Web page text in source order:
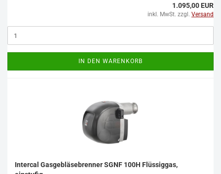
1.095,00 EUR
inkl. MwSt. zzgl. Versand
IN DEN WARENKORB
Intercal Gasgebläsebrenner SGNF 100H Flüssiggas,